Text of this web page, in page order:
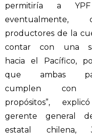
permitiría a
eventualmente,
productores de la
contar con una
hacia el Pacífico,
que ambas
cumplen con
propósitos”,
gerente general
estatal chilena,